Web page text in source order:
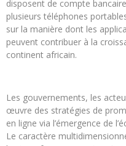
disposent de compte
plusieurs téléphones
sur la manière dont les
peuvent contribuer à la
continent africain.
Les gouvernements, les
œuvre des stratégies de
en ligne via l’émergence de
Le caractère